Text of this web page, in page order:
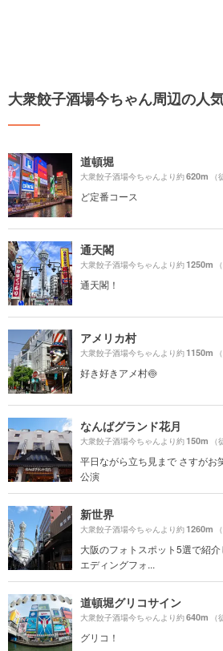
大衆餃子酒場今ちゃん周辺の人
道頓堀
大衆餃子酒場今ちゃんより約620m
ど定番コース
通天閣
大衆餃子酒場今ちゃんより約1250m
通天閣！
アメリカ村
大衆餃子酒場今ちゃんより約1150m
好き好きアメ村🍥
なんばグランド花月
大衆餃子酒場今ちゃんより約150m （
平日ながら立ち見まで さすが
公演
新世界
大衆餃子酒場今ちゃんより約1260m
大阪のフォトスポット5選で紹
エディングフォ...
道頓堀グリコサイン
大衆餃子酒場今ちゃんより約640m
グリコ！